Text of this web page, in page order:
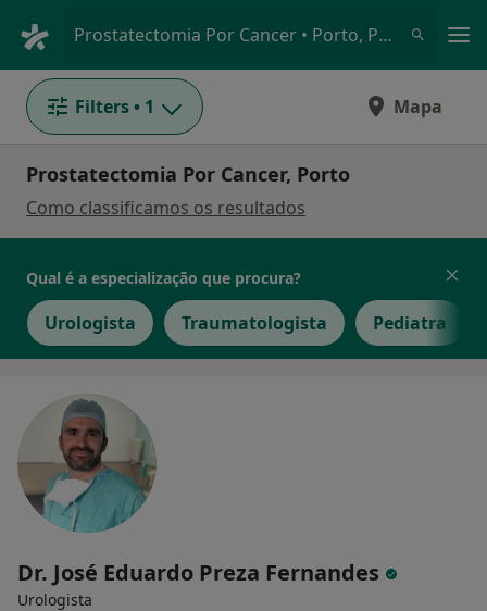
Prostatectomia Por Cancer • Porto, Porto
Filters • 1 Mapa
Prostatectomia Por Cancer, Porto
Como classificamos os resultados
Qual é a especialização que procura?
Urologista Traumatologista Pediatra
Dr. José Eduardo Preza Fernandes
Urologista